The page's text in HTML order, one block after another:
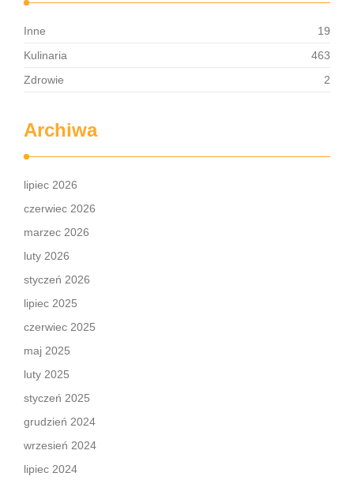
Inne
19
Kulinaria
463
Zdrowie
2
Archiwa
lipiec 2026
czerwiec 2026
marzec 2026
luty 2026
styczeń 2026
lipiec 2025
czerwiec 2025
maj 2025
luty 2025
styczeń 2025
grudzień 2024
wrzesień 2024
lipiec 2024